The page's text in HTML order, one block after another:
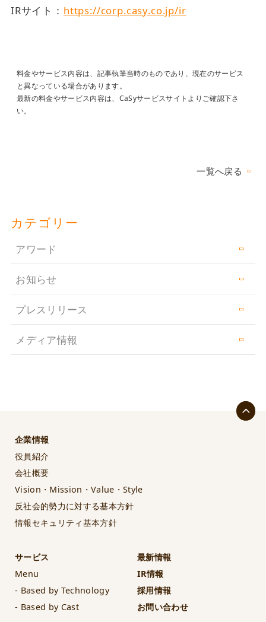
IRサイト： https://corp.casy.co.jp/ir
料金やサービス内容は、記事執筆当時のものであり、現在のサービス
と異なっている場合があります。
最新の料金やサービス内容は、CaSyサービスサイトよりご確認下さ
い。
一覧へ戻る
カテゴリー
アワード
お知らせ
プレスリリース
メディア情報
企業情報
役員紹介
会社概要
Vision・Mission・Value・Style
反社会的勢力に対する基本方針
情報セキュリティ基本方針
サービス
Menu
- Based by Technology
- Based by Cast
最新情報
IR情報
採用情報
お問い合わせ